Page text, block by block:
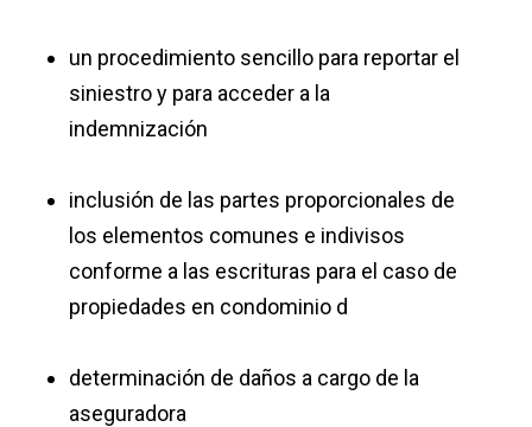
un procedimiento sencillo para reportar el
siniestro y para acceder a la
indemnización
inclusión de las partes proporcionales de
los elementos comunes e indivisos
conforme a las escrituras para el caso de
propiedades en condominio d
determinación de daños a cargo de la
aseguradora